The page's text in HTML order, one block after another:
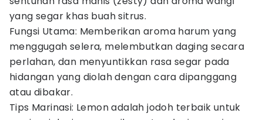
yang segar khas buah sitrus.
Fungsi Utama: Memberikan aroma harum yang
menggugah selera, melembutkan daging secara
perlahan, dan menyuntikkan rasa segar pada
hidangan yang diolah dengan cara dipanggang
atau dibakar.
Tips Marinasi: Lemon adalah jodoh terbaik untuk